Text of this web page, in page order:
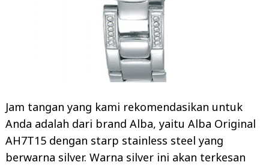
Jam tangan yang kami rekomendasikan untuk
Anda adalah dari brand Alba, yaitu Alba Original
AH7T15 dengan starp stainless steel yang
berwarna silver. Warna silver ini akan terkesan